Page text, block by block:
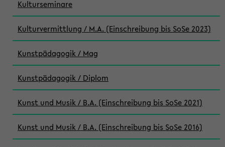
Kulturseminare
Kulturvermittlung / M.A. (Einschreibung bis SoSe 2023)
Kunstpädagogik / Mag
Kunstpädagogik / Diplom
Kunst und Musik / B.A. (Einschreibung bis SoSe 2021)
Kunst und Musik / B.A. (Einschreibung bis SoSe 2016)